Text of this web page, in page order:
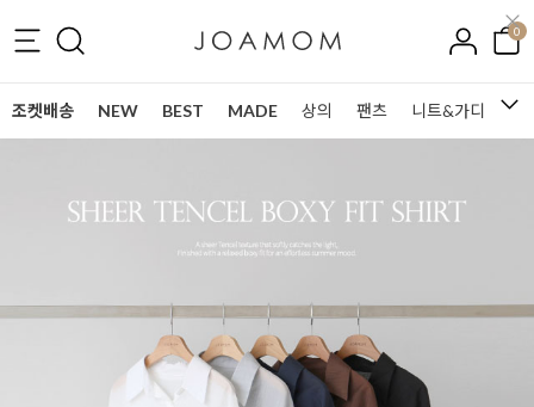
0
조켓배송 NEW BEST MADE 상의 팬츠 니트&가디건